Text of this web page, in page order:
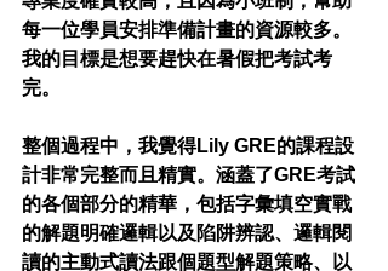
每一位學員安排準備計畫的資源較多。
我的目標是想要趕快在暑假把考試考
完。
整個過程中，我覺得Lily GRE的課程設
計非常完整而且精實。涵蓋了GRE考試
的各個部分的精華，包括字彙填空實戰
的解題明確邏輯以及陷阱辨認、邏輯閱
讀的主動式讀法跟個題型解題策略、以